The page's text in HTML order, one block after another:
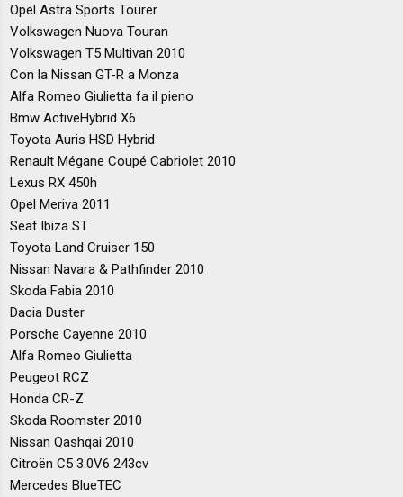
Opel Astra Sports Tourer
Volkswagen Nuova Touran
Volkswagen T5 Multivan 2010
Con la Nissan GT-R a Monza
Alfa Romeo Giulietta fa il pieno
Bmw ActiveHybrid X6
Toyota Auris HSD Hybrid
Renault Mégane Coupé Cabriolet 2010
Lexus RX 450h
Opel Meriva 2011
Seat Ibiza ST
Toyota Land Cruiser 150
Nissan Navara & Pathfinder 2010
Skoda Fabia 2010
Dacia Duster
Porsche Cayenne 2010
Alfa Romeo Giulietta
Peugeot RCZ
Honda CR-Z
Skoda Roomster 2010
Nissan Qashqai 2010
Citroën C5 3.0V6 243cv
Mercedes BlueTEC